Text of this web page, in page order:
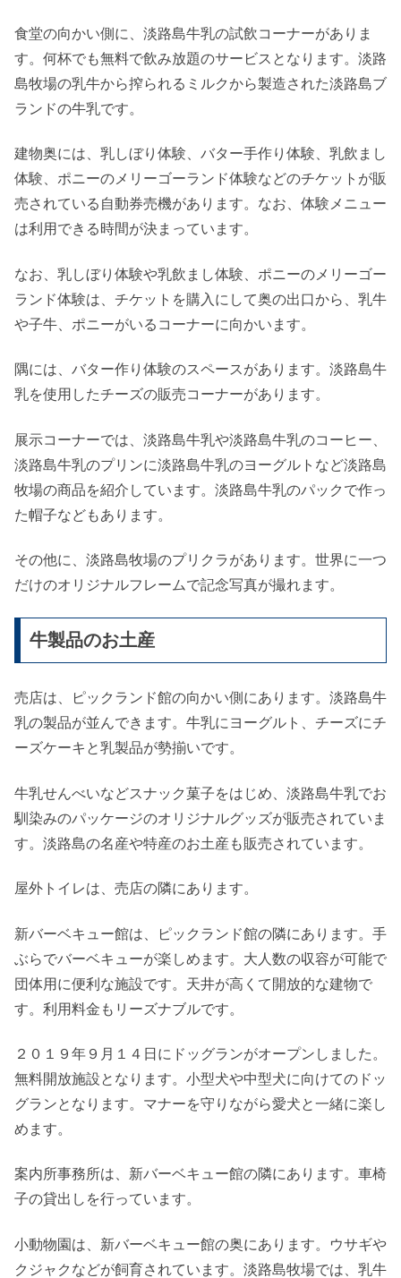
食堂の向かい側に、淡路島牛乳の試飲コーナーがありま
す。何杯でも無料で飲み放題のサービスとなります。淡路
島牧場の乳牛から搾られるミルクから製造された淡路島ブ
ランドの牛乳です。
建物奥には、乳しぼり体験、バター手作り体験、乳飲まし
体験、ポニーのメリーゴーランド体験などのチケットが販
売されている自動券売機があります。なお、体験メニュー
は利用できる時間が決まっています。
なお、乳しぼり体験や乳飲まし体験、ポニーのメリーゴー
ランド体験は、チケットを購入にして奥の出口から、乳牛
や子牛、ポニーがいるコーナーに向かいます。
隅には、バター作り体験のスペースがあります。淡路島牛
乳を使用したチーズの販売コーナーがあります。
展示コーナーでは、淡路島牛乳や淡路島牛乳のコーヒー、
淡路島牛乳のプリンに淡路島牛乳のヨーグルトなど淡路島
牧場の商品を紹介しています。淡路島牛乳のパックで作っ
た帽子などもあります。
その他に、淡路島牧場のプリクラがあります。世界に一つ
だけのオリジナルフレームで記念写真が撮れます。
牛製品のお土産
売店は、ピックランド館の向かい側にあります。淡路島牛
乳の製品が並んできます。牛乳にヨーグルト、チーズにチ
ーズケーキと乳製品が勢揃いです。
牛乳せんべいなどスナック菓子をはじめ、淡路島牛乳でお
馴染みのパッケージのオリジナルグッズが販売されていま
す。淡路島の名産や特産のお土産も販売されています。
屋外トイレは、売店の隣にあります。
新バーベキュー館は、ピックランド館の隣にあります。手
ぶらでバーベキューが楽しめます。大人数の収容が可能で
団体用に便利な施設です。天井が高くて開放的な建物で
す。利用料金もリーズナブルです。
２０１９年９月１４日にドッグランがオープンしました。
無料開放施設となります。小型犬や中型犬に向けてのドッ
グランとなります。マナーを守りながら愛犬と一緒に楽し
めます。
案内所事務所は、新バーベキュー館の隣にあります。車椅
子の貸出しを行っています。
小動物園は、新バーベキュー館の奥にあります。ウサギや
クジャクなどが飼育されています。淡路島牧場では、乳牛